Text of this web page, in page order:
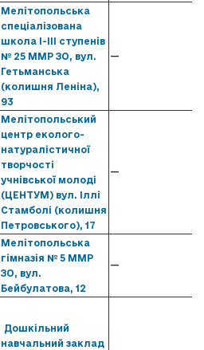
Мелітопольська
спеціалізована
школа І-ІІІ ступенів
№ 25 ММР ЗО, вул.
Гетьманська
(колишня Леніна),
93
—
Мелітопольський
центр еколого-
натуралістичної
творчості
учнівської молоді
(ЦЕНТУМ) вул. Іллі
Стамболі (колишня
Петровського), 17
—
Мелітопольська
гімназія № 5 ММР
ЗО, вул.
Бейбулатова, 12
—
Дошкільний
навчальний заклад